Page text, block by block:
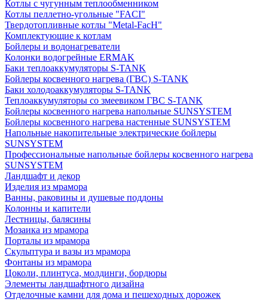
Котлы с чугунным теплообменником
Котлы пеллетно-угольные "FACI"
Твердотопливные котлы "Metal-FacH"
Комплектующие к котлам
Бойлеры и водонагреватели
Колонки водогрейные ERMAK
Баки теплоаккумуляторы S-TANK
Бойлеры косвенного нагрева (ГВС) S-TANK
Баки холодоаккумуляторы S-TANK
Теплоаккумуляторы со змеевиком ГВС S-TANK
Бойлеры косвенного нагрева напольные SUNSYSTEM
Бойлеры косвенного нагрева настенные SUNSYSTEM
Напольные накопительные электрические бойлеры
SUNSYSTEM
Профессиональные напольные бойлеры косвенного нагрева
SUNSYSTEM
Ландшафт и декор
Изделия из мрамора
Ванны, раковины и душевые поддоны
Колонны и капители
Лестницы, балясины
Мозаика из мрамора
Порталы из мрамора
Скульптура и вазы из мрамора
Фонтаны из мрамора
Цоколи, плинтуса, молдинги, бордюры
Элементы ландшафтного дизайна
Отделочные камни для дома и пешеходных дорожек